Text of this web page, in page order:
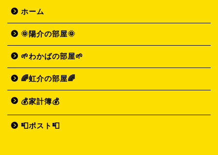
ホーム
🌞陽介の部屋🌞
🌱わかばの部屋🌱
🌈虹介の部屋🌈
💰家計簿💰
📮ポスト📮